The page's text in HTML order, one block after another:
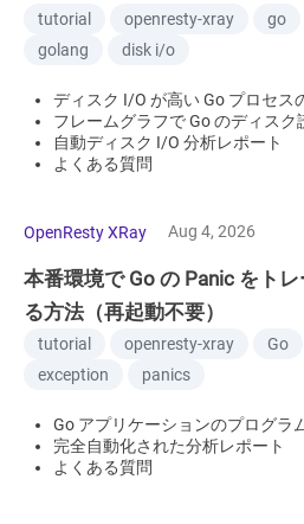
tutorial openresty-xray
go
golang
disk i/o
ディスク I/O が高い Go プロセス
フレームグラフで Go のディス
自動ディスク I/O 分析レポート
よくある質問
OpenResty XRay Aug 4, 2026
本番環境で Go の Panic をト
る方法（再起動不要）
tutorial openresty-xray
Go
exception
panics
Go アプリケーションのプログラ
完全自動化された分析レポート
よくある質問